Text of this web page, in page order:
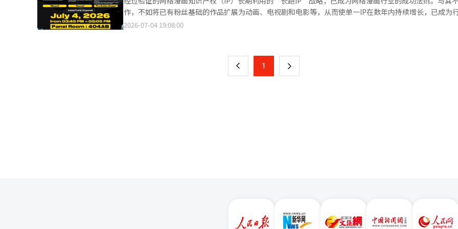
验和数字内容等消费场景，IP正从营销工具演变为连接品牌与消费者的重要纽带，也将成为企业构建品牌
用户黏性和创造持续商业价值的重要资产。
息，扩大了与北美用户的接触。介绍了将于本月29日更新的第四季“破碎的光与爪”的主要内容，提升了
期待感。 网石首次公开了新作“我独自升级：业力”的新宣传视频（PV）和关键艺术图。这款正在开发的
作RPG作品，基于原作IP的知名度，向北美粉丝展示了新的内容。 在国内，次文化活动也在快速增长。国
和IP体验，显示出次文化内容的消费方式正在向游戏外扩展。 业界人士表示：“次文化游戏的特点是对角
有强烈的依恋，因此在游戏外的消费也会持续。创造与动画、周边商品、线下活动相连接的良性循环结构，
值得关注的是，三星显示器此次与中国游戏巨头腾讯合作，以腾讯新作《王者荣耀：世界》为主题打造展
戏场景，并通过现场试玩展示OLED显示技术在色彩表现、对比度和游戏体验方面的优势，吸引现场玩家体验
期间，三星显示器还首次发布面向游戏笔记本市场的OLED品牌“OBLYX”，进一步拓展全球游戏笔记本市
持续发展和3A（AAA）游戏不断普及，高性能游戏设备需求持续增长。市场研究机构Omdia数据显示，
年，中国游戏OLED笔记本市场年均复合增长率高达1449%，远高于全球平均405%；同期，中国市场占全
作，不如将已有粉丝基础的作品扩展为动画、电视剧和电影等，从而使单一IP在数年内持续增长，已成为
根据行业消息，国内主要网络漫画平台的热门作品构成也反映了这一趋势。在NAVER漫画的国内热门排名
独自升级》（2016年）、《天赋》（2020年）、《盗墓王》（2016年）等作品，都是连载多年后仍然作为
年）正在进行动画制作，而《全知读者视角》已被改编为电影。Kakao娱乐的《我独自升级》在动画之后，
业绩挂钩。因为在电视剧和影视化之后，原作网络漫画平台的再流入效果有限。例如，尽管《尤米的细胞们
制作到第三季，但其在原作网络漫画平台的流量增长并未达到预期。 李在敏，首尔网络漫画洞察编辑部主任，在韩国
2026-07-04 19:08:00
上 1 下